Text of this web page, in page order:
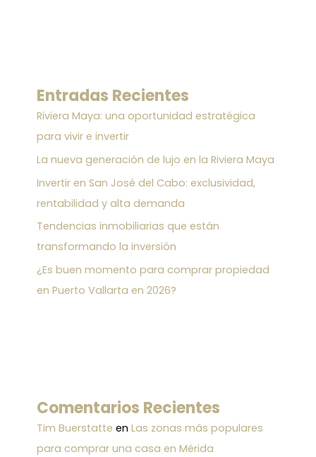
Entradas Recientes
Riviera Maya: una oportunidad estratégica
para vivir e invertir
La nueva generación de lujo en la Riviera Maya
Invertir en San José del Cabo: exclusividad,
rentabilidad y alta demanda
Tendencias inmobiliarias que están
transformando la inversión
¿Es buen momento para comprar propiedad
en Puerto Vallarta en 2026?
Comentarios Recientes
Tim Buerstatte en Las zonas más populares
para comprar una casa en Mérida